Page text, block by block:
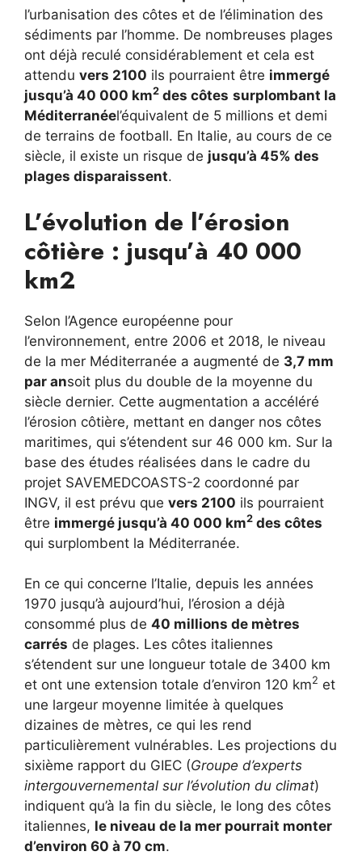
l’urbanisation des côtes et de l’élimination des
sédiments par l’homme. De nombreuses plages
ont déjà reculé considérablement et cela est
attendu vers 2100 ils pourraient être immergé
jusqu’à 40 000 km2 des côtes surplombant la
Méditerranéel’équivalent de 5 millions et demi
de terrains de football. En Italie, au cours de ce
siècle, il existe un risque de jusqu’à 45% des
plages disparaissent.
L’évolution de l’érosion
côtière : jusqu’à 40 000
km2
Selon l’Agence européenne pour
l’environnement, entre 2006 et 2018, le niveau
de la mer Méditerranée a augmenté de 3,7 mm
par ansoit plus du double de la moyenne du
siècle dernier. Cette augmentation a accéléré
l’érosion côtière, mettant en danger nos côtes
maritimes, qui s’étendent sur 46 000 km. Sur la
base des études réalisées dans le cadre du
projet SAVEMEDCOASTS-2 coordonné par
INGV, il est prévu que vers 2100 ils pourraient
être immergé jusqu’à 40 000 km2 des côtes
qui surplombent la Méditerranée.
En ce qui concerne l’Italie, depuis les années
1970 jusqu’à aujourd’hui, l’érosion a déjà
consommé plus de 40 millions de mètres
carrés de plages. Les côtes italiennes
s’étendent sur une longueur totale de 3400 km
et ont une extension totale d’environ 120 km2 et
une largeur moyenne limitée à quelques
dizaines de mètres, ce qui les rend
particulièrement vulnérables. Les projections du
sixième rapport du GIEC (Groupe d’experts
intergouvernemental sur l’évolution du climat)
indiquent qu’à la fin du siècle, le long des côtes
italiennes, le niveau de la mer pourrait monter
d’environ 60 à 70 cm.